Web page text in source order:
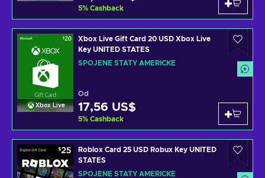
5% Cashback
Xbox Live
Xbox Live Gift Card 20 USD Xbox Live
Key UNITED STATES
SPOJENÉ STÁTY AMERICKÉ
Od
17,56 US$
5% Cashback
Roblox Card 25 USD Robux Key UNITED
STATES
SPOJENÉ STÁTY AMERICKÉ